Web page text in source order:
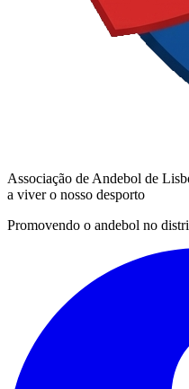
Associação de Andebol de
a viver o nosso desporto
Promovendo o andebol no